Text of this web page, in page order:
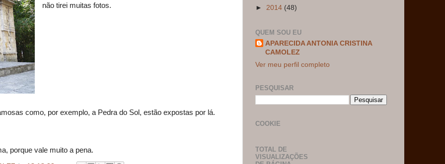
não tirei muitas fotos.
como, por exemplo, a Pedra do Sol, estão expostas por lá.
porque vale muito a pena.
► 2014 (48)
QUEM SOU EU
APARECIDA ANTONIA CRISTINA
CAMOLEZ
Ver meu perfil completo
PESQUISAR
COOKIE
TOTAL DE
VISUALIZAÇÕES